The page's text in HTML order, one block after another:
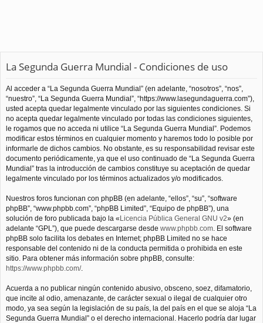
La Segunda Guerra Mundial - Condiciones de uso
Al acceder a “La Segunda Guerra Mundial” (en adelante, “nosotros”, “nos”,
“nuestro”, “La Segunda Guerra Mundial”, “https://www.lasegundaguerra.com”),
usted acepta quedar legalmente vinculado por las siguientes condiciones. Si
no acepta quedar legalmente vinculado por todas las condiciones siguientes,
le rogamos que no acceda ni utilice “La Segunda Guerra Mundial”. Podemos
modificar estos términos en cualquier momento y haremos todo lo posible por
informarle de dichos cambios. No obstante, es su responsabilidad revisar este
documento periódicamente, ya que el uso continuado de “La Segunda Guerra
Mundial” tras la introducción de cambios constituye su aceptación de quedar
legalmente vinculado por los términos actualizados y/o modificados.
Nuestros foros funcionan con phpBB (en adelante, “ellos”, “su”, “software
phpBB”, “www.phpbb.com”, “phpBB Limited”, “Equipo de phpBB”), una
solución de foro publicada bajo la «Licencia Pública General GNU v2» (en
adelante “GPL”), que puede descargarse desde www.phpbb.com. El software
phpBB solo facilita los debates en Internet; phpBB Limited no se hace
responsable del contenido ni de la conducta permitida o prohibida en este
sitio. Para obtener más información sobre phpBB, consulte:
https://www.phpbb.com/.
Acuerda a no publicar ningún contenido abusivo, obsceno, soez, difamatorio,
que incite al odio, amenazante, de carácter sexual o ilegal de cualquier otro
modo, ya sea según la legislación de su país, la del país en el que se aloja “La
Segunda Guerra Mundial” o el derecho internacional. Hacerlo podría dar lugar